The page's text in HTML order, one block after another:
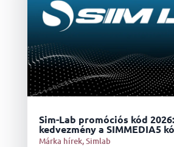
Sim-Lab promóciós kód
kedvezmény a SIMMEDIA5
Márka hírek,Simlab